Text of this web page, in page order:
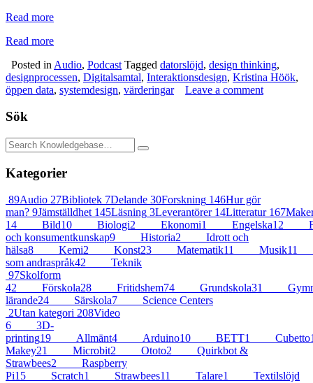
Read more
Read more
Posted in Audio, Podcast Tagged datorslöjd, design thinking,
designprocessen, Digitalsamtal, Interaktionsdesign, Kristina Höök,
öppen data, systemdesign, värderingar Leave a comment
Sök
Kategorier
89Audio 27Bibliotek 7Delande 30Forskning 146Hur gör
man? 9Jämställdhet 145Läsning 3Leverantörer 14Litteratur 167
14
Bild10 Biologi2 Ekonomi1 Engelska12
och konsumentkunskap9 Historia2
Idrott och
hälsa8 Kemi2 Konst23 Matematik11 Musik11
som andraspråk42
Teknik
97Skolform
42
Förskola28 Fritidshem74 Grundskola31
lärande24 Särskola7
Science Centers
2Utan kategori 208Video
6
3D-
printing19 Allmänt4 Arduino10 BETT1 Cubetto
Makey21 Microbit2 Ototo2
Quirkbot &
Strawbees2
Raspberry
Pi15 Scratch1 Strawbees11 Talare1 Textilslöjd